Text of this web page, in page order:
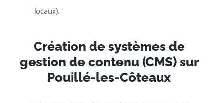
locaux).
Création de systèmes de
gestion de contenu (CMS) sur
Pouillé-les-Côteaux